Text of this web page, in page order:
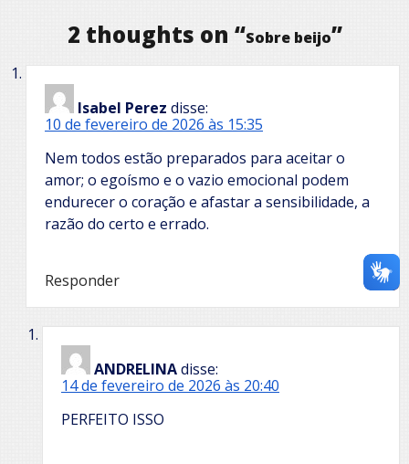
2 thoughts on “Sobre beijo”
Isabel Perez disse:
10 de fevereiro de 2026 às 15:35
Nem todos estão preparados para aceitar o
amor; o egoísmo e o vazio emocional podem
endurecer o coração e afastar a sensibilidade, a
razão do certo e errado.
Responder
ANDRELINAdisse:
14 de fevereiro de 2026 às 20:40
PERFEITO ISSO